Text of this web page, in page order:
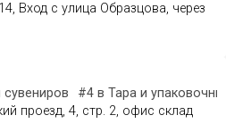
Вход с улица Образцова, через
#4 в Тара и
проезд, 4, стр. 2, офис склад